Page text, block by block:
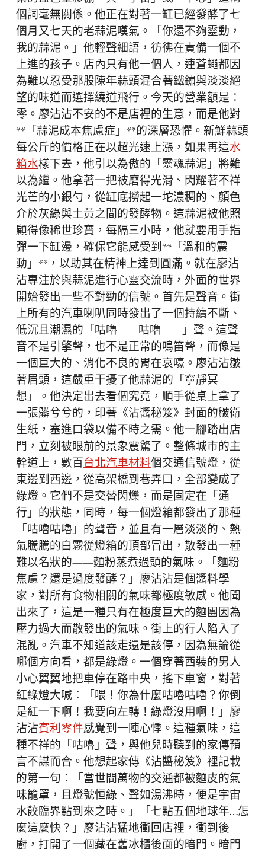
個詞毫無關係。他正在對著一缸已經發酵了七
個月又七天的老蒜泥嘆氣。「你還不夠靈動，
我的蒜泥。」他輕聲細語，彷彿在責備一個不
上進的孩子。店內只有他一個人，連蒼蠅都因
為難以忍受那股陳年蒜頭混合著鐵鏽與淡淡絕
望的味道而選擇繞道飛行。今天的營業額是：
零。廖沾沾不安的不是店裡的生意，而是他對
**「蒜泥成本焦慮症」**的深層恐懼。新鮮蒜頭
每公斤的價格正在以超光速上漲，如果再這水
箱水樣下去，他引以為傲的「靈魂蒜泥」將難
以為繼。他拿著一把被磨得光滑、閃耀著不祥
光芒的小銀勺，從缸底撈起一坨濃稠的、顏色
介於灰綠與土黃之間的發酵物。這蒜泥被他照
顧得像稀世珍寶，每隔三小時，他就要用手指
彈一下缸邊，確保它能感受到**「溫和的震
動」**，以助其在精神上達到圓滿。就在廖沾
沾專注於與蒜泥進行心靈交流時，外面的世界
開始發出一些不對勁的信號。首先是聲音。街
上所有的汽車喇叭同時發出了一個持續不斷、
低沉且潮濕的「咕嚕——咕嚕——」聲。這聲
音不是引擎聲，也不是正常的鳴笛聲，而像是
一個巨大的、消化不良的胃在哀嚎。廖沾沾皺
著眉頭，這嚴重干擾了他蒜泥的「寧靜冥
想」。他決定出去看個究竟，順手從桌上拿了
一張髒兮兮的，印著《沾醬秘笈》封面的皺衛
生紙，塞進口袋以備不時之需。他一腳踏出店
門，立刻被眼前的景象震驚了。整條城市的主
幹道上，數百台北汽車材料個交通信號燈，從
東邊到西邊，從高架橋到巷弄口，全部變成了
綠燈。它們不是交替閃爍，而是固定在「通
行」的狀態，同時，每一個燈箱都發出了那種
「咕嚕咕嚕」的聲音，並且有一層淡淡的、熱
氣騰騰的白霧從燈箱的頂部冒出，散發出一種
難以名狀的——麵粉蒸煮過頭的氣味。「麵粉
焦慮？還是過度發酵？」廖沾沾是個醬料學
家，對所有食物相關的氣味都極度敏感。他聞
出來了，這是一種只有在極度巨大的麵團因為
壓力過大而散發出的氣味。街上的行人陷入了
混亂。汽車不知道該走還是該停，因為無論從
哪個方向看，都是綠燈。一個穿著西裝的男人
小心翼翼地把車停在路中央，搖下車窗，對著
紅綠燈大喊：「喂！你為什麼咕嚕咕嚕？你倒
是紅一下啊！我要向左轉！綠燈沒用啊！」廖
沾沾賓利零件感覺到一陣心悸。這種氣味，這
種不祥的「咕嚕」聲，與他兒時聽到的家傳預
言不謀而合。他想起家傳《沾醬秘笈》裡記載
的第一句：「當世間萬物的交通都被麵皮的氣
味籠罩，且燈號恒綠、聲如湯沸時，便是宇宙
水餃臨界點到來之時。」「七點五個地球年…怎
麼這麼快？」廖沾沾猛地衝回店裡，衝到後
廚，打開了一個藏在舊冰櫃後面的暗門。暗門